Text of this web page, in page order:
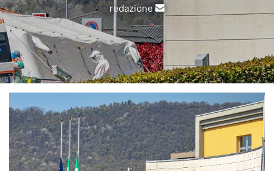
redazione
Invia